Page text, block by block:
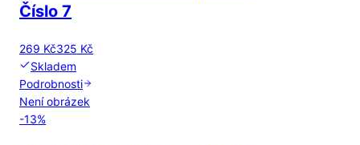
Číslo 7
269 Kč325 Kč
Skladem
Podrobnosti
Není obrázek
-13%